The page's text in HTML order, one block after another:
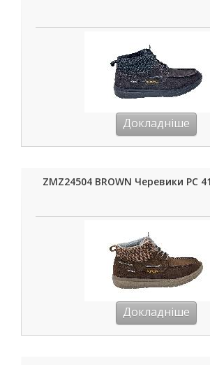
Докладніше
ZMZ24504 BROWN Черевики РС
Докладніше